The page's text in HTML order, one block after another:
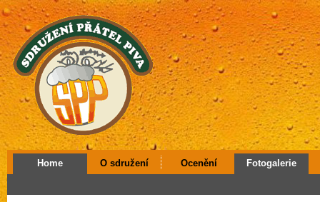
Home O sdružení Ocenění Fotogalerie